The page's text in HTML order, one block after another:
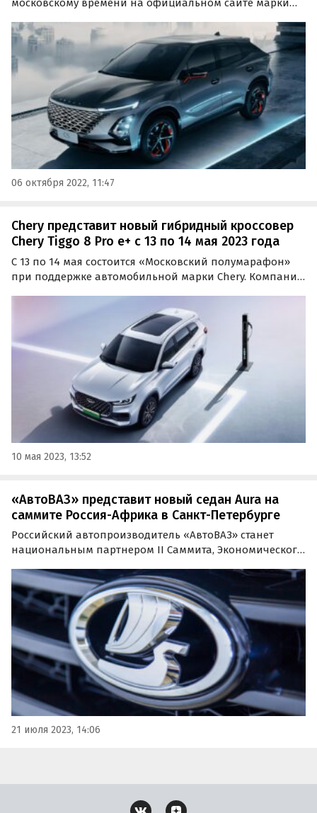
московскому времени на официальном сайте марки
«первенца» — кроссовера C5.
06 октября 2022, 11:47
Chery представит новый гибридный кроссовер
Chery Tiggo 8 Pro e+ с 13 по 14 мая 2023 года
С 13 по 14 мая состоится «Московский полумарафон»
при поддержке автомобильной марки Chery. Компания
— гибридный семиместный кроссовер Tiggo 8 Pro e+, а
также выступит с благотворительной инициативой.
10 мая 2023, 13:52
«АвтоВАЗ» представит новый седан Aura на
саммите Россия-Африка в Санкт-Петербурге
Российский автопроизводитель «АвтоВАЗ» станет
национальным партнером II Саммита, Экономического
пройдет 27-28 июля в Санкт-Петербурге, в КВЦ
«Экспофорум».
21 июля 2023, 14:06